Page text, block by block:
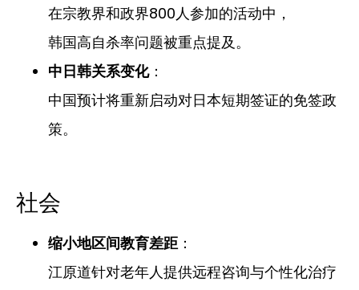
在宗教界和政界800人参加的活动中，
韩国高自杀率问题被重点提及。
中日韩关系变化：
中国预计将重新启动对日本短期签证的免签政
策。
社会
缩小地区间教育差距：
江原道针对老年人提供远程咨询与个性化治疗